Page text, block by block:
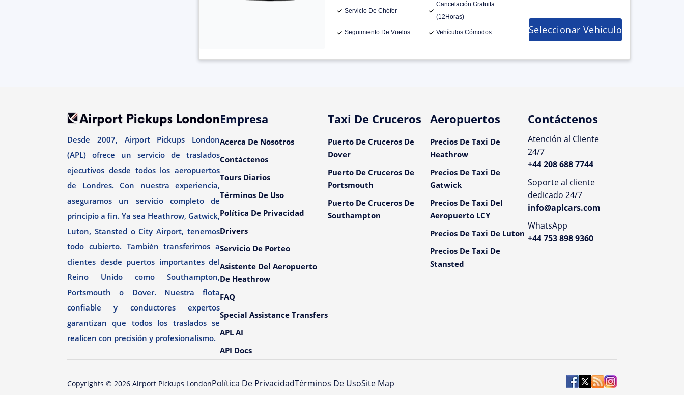
Servicio De Chófer
Cancelación Gratuita
(12Horas)
Seguimiento De Vuelos Vehículos Cómodos Seleccionar Vehículo
Desde 2007, Airport Pickups London
(APL) ofrece un servicio de traslados
ejecutivos desde todos los aeropuertos
de Londres. Con nuestra experiencia,
aseguramos un servicio completo de
principio a fin. Ya sea Heathrow, Gatwick,
Luton, Stansted o City Airport, tenemos
todo cubierto. También transferimos a
clientes desde puertos importantes del
Reino Unido como Southampton,
Portsmouth o Dover. Nuestra flota
confiable y conductores expertos
garantizan que todos los traslados se
realicen con precisión y profesionalismo.
Empresa
Acerca De Nosotros
Contáctenos
Tours Diarios
Términos De Uso
Política De Privacidad
Drivers
Servicio De Porteo
Asistente Del Aeropuerto
De Heathrow
FAQ
Special Assistance Transfers
APL AI
API Docs
Taxi De Cruceros
Puerto De Cruceros De
Dover
Puerto De Cruceros De
Portsmouth
Puerto De Cruceros De
Southampton
Aeropuertos
Precios De Taxi De
Heathrow
Precios De Taxi De
Gatwick
Precios De Taxi Del
Aeropuerto LCY
Precios De Taxi De Luton
Precios De Taxi De
Stansted
Contáctenos
Atención al Cliente
24/7
+44 208 688 7744
Soporte al cliente
dedicado 24/7
info@aplcars.com
WhatsApp
+44 753 898 9360
Copyrights © 2026 Airport Pickups LondonPolítica De PrivacidadTérminos De UsoSite Map